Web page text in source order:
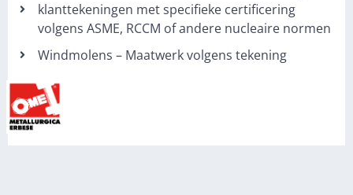
klanttekeningen met specifieke certificering
volgens ASME, RCCM of andere nucleaire normen
Windmolens – Maatwerk volgens tekening